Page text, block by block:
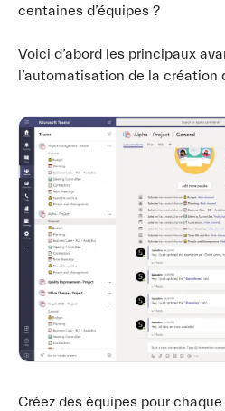
centaines d’équipes ?
Voici d’abord les principaux
l’automatisation de la création
Créez des équipes pour